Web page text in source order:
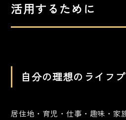
活用するために
自分の理想のライフ
居住地・育児・仕事・趣味・家